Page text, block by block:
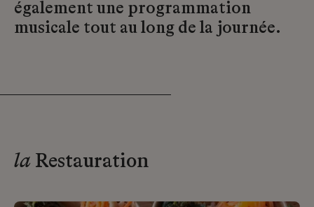
également une programmation
musicale tout au long de la journée.
la Restauration